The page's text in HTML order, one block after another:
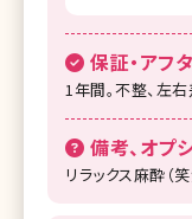
湘南美容ク
湘南美容
湘南美容
湘南美容
保証・アフ
1年間。不整、左
備考、オプ
リラックス麻酔（